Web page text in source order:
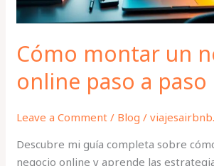
Cómo montar un
online paso a paso
Leave a Comment / Blog /
Descubre mi guía completa sobre
negocio online y aprende las